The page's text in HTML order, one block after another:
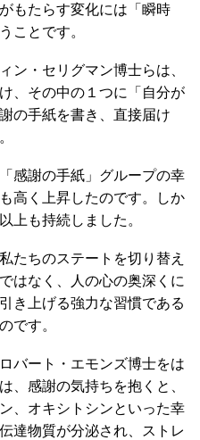
もたらす変化には「瞬時
ことです。
ン・セリグマン博士らは、
、その中の１つに「自分が
の手紙を書き、直接届け
感謝の手紙」グループの幸
高く上昇したのです。しか
上も持続しました。
たちのステートを切り替え
はなく、人の心の奥深くに
き上げる強力な習慣である
です。
バート・エモンズ博士をは
、感謝の気持ちを抱くと、
、オキシトシンといった幸
達物質が分泌され、ストレ